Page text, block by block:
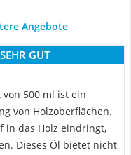
Angebote
SEHR GUT
500 ml ist ein
von Holzoberflächen.
in das Holz eindringt,
Dieses Öl bietet nicht